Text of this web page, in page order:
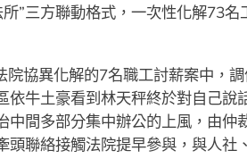
”三方聯動格式，一次性化解73名
協異化解的7名職工討薪案中，
牛土豪看到林天秤終於對自己說
間多部分集中辦公的上風，由仲
聯絡接觸法院提早參與，與人社